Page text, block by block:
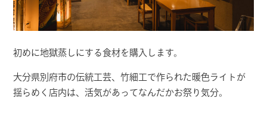
初めに地獄蒸しにする食材を購入します。
大分県別府市の伝統工芸、竹細工で作られた暖色ライトが
揺らめく店内は、活気があってなんだかお祭り気分。